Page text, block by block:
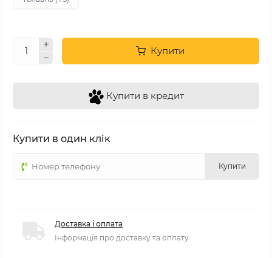
Купити
Купити в кредит
Купити в один клік
Купити
Доставка і оплата
Інформація про доставку та оплату